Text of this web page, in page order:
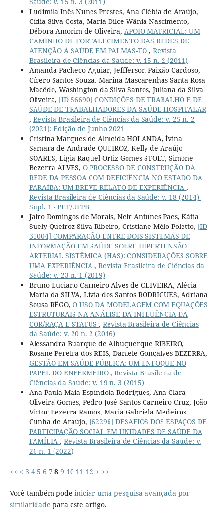
Saúde: v. 15 n. 3 (2011)
Ludimila Inês Nunes Prestes, Ana Clébia de Araújo,
Cídia Silva Costa, Maria Dilce Wânia Nascimento,
Débora Amorim de Oliveira, APOIO MATRICIAL: UM
CAMINHO DE FORTALECIMENTO DAS REDES DE
ATENÇÃO À SAÚDE EM PALMAS-TO , Revista
Brasileira de Ciências da Saúde: v. 15 n. 2 (2011)
Amanda Pacheco Aguiar, Jeffferson Paixão Cardoso,
Cícero Santos Souza, Marina Mascarenhas Santa Rosa
Macêdo, Washington da Silva Santos, Juliana da Silva
Oliveira, [ID 56690] CONDIÇÕES DE TRABALHO E DE
SAÚDE DE TRABALHADORES DA SAÚDE HOSPITALAR
, Revista Brasileira de Ciências da Saúde: v. 25 n. 2
(2021): Edição de Junho 2021
Cristina Marques de Almeida HOLANDA, Ívina
Samara de Andrade QUEIROZ, Kelly de Araújo
SOARES, Ligia Raquel Ortiz Gomes STOLT, Simone
Bezerra ALVES, O PROCESSO DE CONSTRUÇÃO DA
REDE DA PESSOA COM DEFICIÊNCIA NO ESTADO DA
PARAÍBA: UM BREVE RELATO DE EXPERIÊNCIA ,
Revista Brasileira de Ciências da Saúde: v. 18 (2014):
Supl. 1 - PET/UFPB
Jairo Domingos de Morais, Neir Antunes Paes, Kátia
Suely Queiroz Silva Ribeiro, Cristiane Mélo Poletto, [ID
35004] COMPARAÇÃO ENTRE DOIS SISTEMAS DE
INFORMAÇÃO EM SAÚDE SOBRE HIPERTENSÃO
ARTERIAL SISTÊMICA (HAS): CONSIDERAÇÕES SOBRE
UMA EXPERIÊNCIA , Revista Brasileira de Ciências da
Saúde: v. 23 n. 1 (2019)
Bruno Luciano Carneiro Alves de OLIVEIRA, Alécia
Maria da SILVA, Lívia dos Santos RODRIGUES, Adriana
Sousa RÊGO, O USO DA MODELAGEM COM EQUAÇÕES
ESTRUTURAIS NA ANÁLISE DA INFLUÊNCIA DA
COR/RAÇA E STATUS , Revista Brasileira de Ciências
da Saúde: v. 20 n. 2 (2016)
Alessandra Buarque de Albuquerque RIBEIRO,
Rosane Pereira dos REIS, Daniele Gonçalves BEZERRA,
GESTÃO EM SAÚDE PÚBLICA: UM ENFOQUE NO
PAPEL DO ENFERMEIRO , Revista Brasileira de
Ciências da Saúde: v. 19 n. 3 (2015)
Ana Paula Maia Espíndola Rodrigues, Ana Clara
Oliveira Gomes, Pedro José Santos Carneiro Cruz, João
Victor Bezerra Ramos, Maria Gabriela Medeiros
Cunha de Araújo, [62296] DESAFIOS DOS ESPAÇOS DE
PARTICIPAÇÃO SOCIAL EM UNIDADES DE SAÚDE DA
FAMÍLIA , Revista Brasileira de Ciências da Saúde: v.
26 n. 1 (2022)
<< < 3 4 5 6 7 8 9 10 11 12 > >>
Você também pode iniciar uma pesquisa avançada por
similaridade para este artigo.